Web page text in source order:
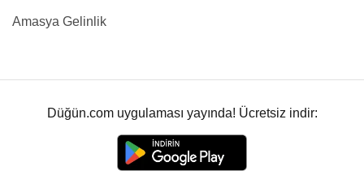
Amasya Gelinlik
Düğün.com uygulaması yayında! Ücretsiz indir: